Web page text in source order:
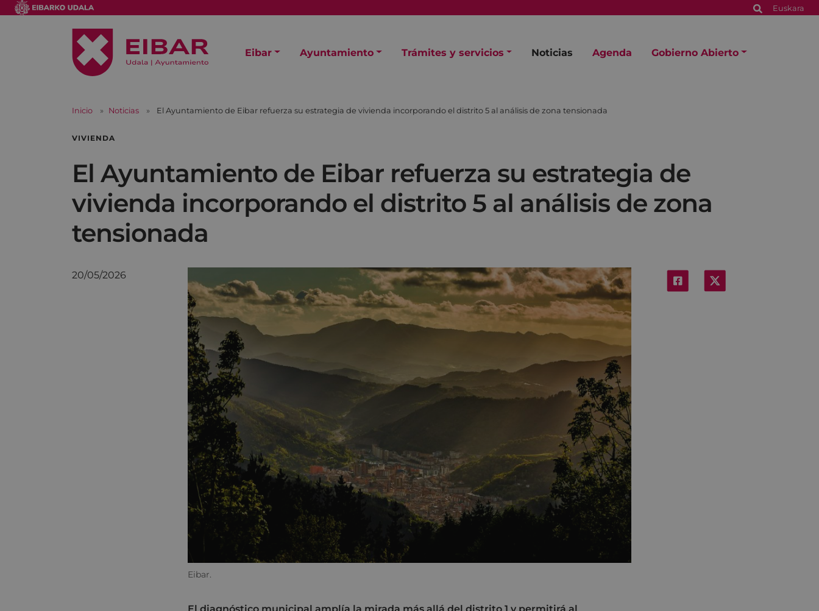
Euskara
Eibar Ayuntamiento Trámites y servicios Noticias Agenda Gobierno Abierto
Inicio Noticias El Ayuntamiento de Eibar refuerza su estrategia de vivienda incorporando el distrito 5 al análisis de zona tensionada
VIVIENDA
El Ayuntamiento de Eibar refuerza su estrategia de
vivienda incorporando el distrito 5 al análisis de zona
tensionada
20/05/2026
Eibar.